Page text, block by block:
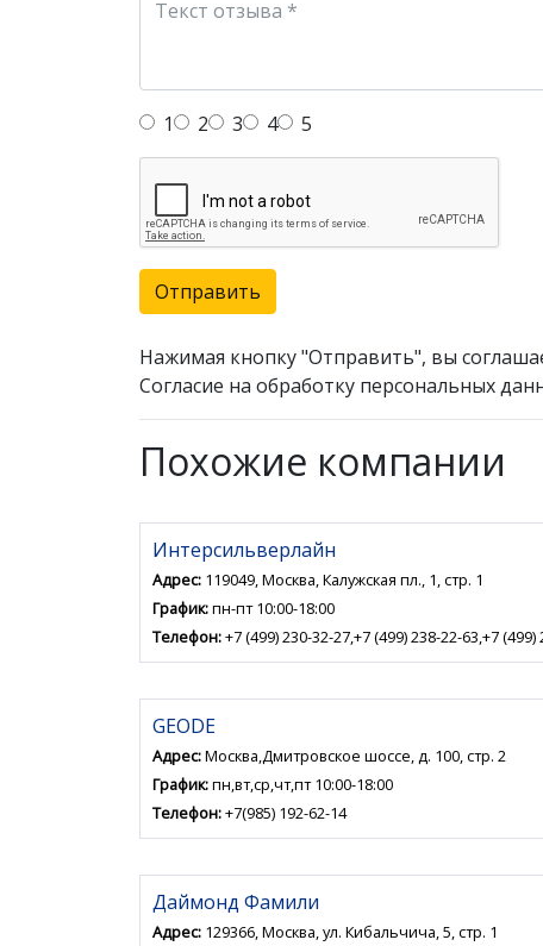
1 2 3 4 5
Отправить
Нажимая кнопку "Отправить", вы
Согласие на обработку персональных
Похожие компании
Интерсильверлайн
Адрес: 119049, Москва, Калужская пл., 1, стр. 1
График:пн-пт 10:00-18:00
Телефон:+7 (499) 230-32-27,+7 (499) 238-22-63,+7
GEODE
Адрес:Москва,Дмитровское шоссе, д. 100, стр. 2
График:пн,вт,ср,чт,пт 10:00-18:00
Телефон:+7(985) 192-62-14
Даймонд Фамили
Адрес: 129366, Москва, ул. Кибальчича, 5, стр. 1